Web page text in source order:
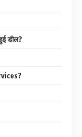
डील?